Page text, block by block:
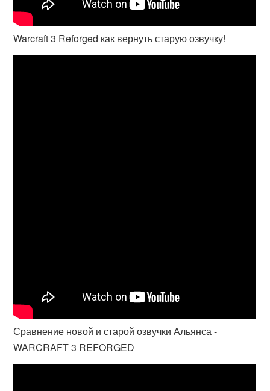
Warcraft 3 Reforged как вернуть старую озвучку!
Сравнение новой и старой озвучки Альянса -
WARCRAFT 3 REFORGED